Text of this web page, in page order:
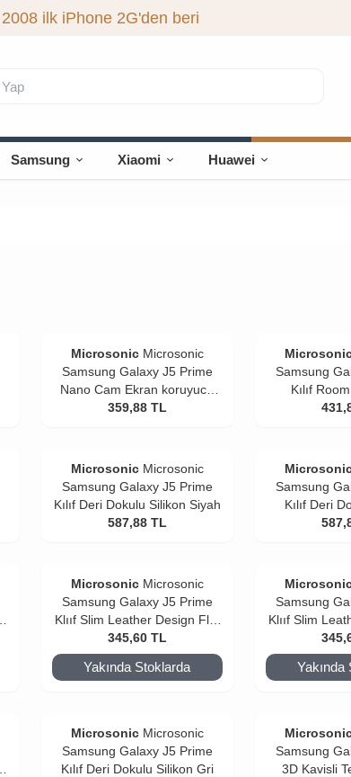
2008 ilk iPhone 2G'den beri
Samsung Xiaomi Huawei
Microsonic Microsonic
Samsung Galaxy J5 Prime
Nano Cam Ekran koruyucu
Kırılmaz film
359,88 TL
Samsung
Kılıf
Microsonic Microsonic
Samsung Galaxy J5 Prime
Kılıf Deri Dokulu Silikon Siyah
587,88 TL
Samsung
Kılıf Deri
Microsonic Microsonic
Samsung Galaxy J5 Prime
Klııf Slim Leather Design Flip
Cover Siyah
345,60 TL
Yakında Stoklarda
Samsung
Klııf Slim
Yakında
Microsonic Microsonic
Samsung Galaxy J5 Prime
Kılıf Deri Dokulu Silikon Gri
Samsung
3D Kavisli